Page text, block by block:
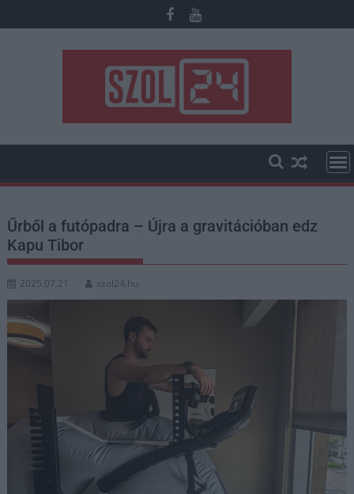
to
Űrből a futópadra – Újra a gravitációban edz
Kapu Tibor
2025.07.21. szol24.hu